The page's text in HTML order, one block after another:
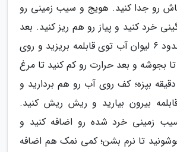
رو جدا کنید. هویج و سیب زمینی رو
خرد کنید و پیاز رو هم ریز کنید. بعد
مرغ و پیاز رو با حدود 6 لیوان آب توی قابلمه بریزید و روی
تا بجوشه و بعد حرارت رو کم کنید تا مرغ
به مدت 30 تا 45 دقیقه بپزه؛ کف روی آب رو هم بردارید و
بیرون بیارید و ریش ریش کنید.
زمینی خرد شده رو اضافه کنید و
بجوشونید تا نرم بشن؛ کمی نمک هم اضافه